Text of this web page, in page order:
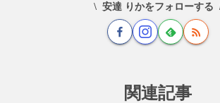
安達 りかをフォローする
関連記事